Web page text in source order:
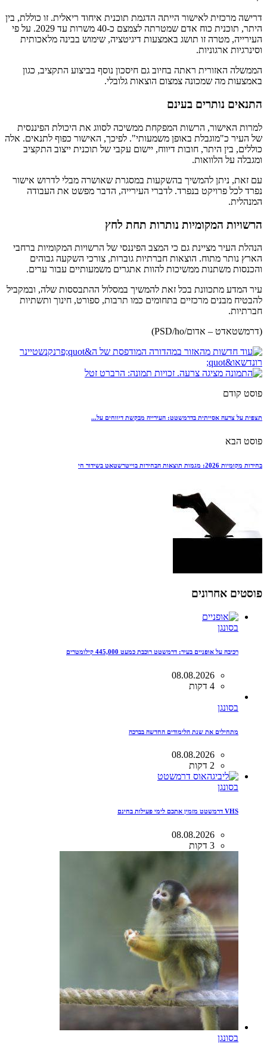
דרישה מרכזית לאישור הייתה הדגמת תוכנית איחוד ריאלית. זו כוללת, בין
היתר, תוכנית כוח אדם שמטרתה לצמצם כ-40 משרות עד 2029. על פי
העירייה, מטרה זו תושג באמצעות דיגיטציה, שימוש בבינה מלאכותית
וסינרגיות ארגוניות.
הממשלה האזורית ראתה בחיוב גם חיסכון נוסף בביצוע התקציב, כגון
באמצעות מה שמכונה צמצום הוצאות גלובלי.
התנאים נותרים בעינם
למרות האישור, הרשות המפקחת ממשיכה לסווג את היכולת הפיננסית
של העיר כ"מוגבלת באופן משמעותי". לפיכך, האישור כפוף לתנאים. אלה
כוללים, בין היתר, חובות דיווח, יישום עקבי של תוכנית ייצוב התקציב
ומגבלה על הלוואות.
עם זאת, ניתן להמשיך בהשקעות במסגרת שאושרה מבלי לדרוש אישור
נפרד לכל פרויקט בנפרד. לדברי העירייה, הדבר מפשט את העבודה
המנהלית.
הרשויות המקומיות נותרות תחת לחץ
הנהלת העיר מציינת גם כי המצב הפיננסי של הרשויות המקומיות ברחבי
הארץ נותר מתוח. הוצאות חברתיות גוברות, צורכי השקעה גבוהים
והכנסות משתנות ממשיכות להוות אתגרים משמעותיים עבור ערים.
עיר המדע מתכוונת בכל זאת להמשיך במסלול ההתבססות שלה, ובמקביל
להבטיח מבנים מרכזיים בתחומים כמו תרבות, ספורט, חינוך ותשתיות
חברתיות.
(דרמשטאדט – אדום/PSD/ho)
פוסט קודם
תצפית על צרעה אסייתית בדרמשטט: העירייה מבקשת דיווחים על...
פוסט הבא
בחירות מקומיות 2026: מגמות תוצאות הבחירות בוייטרשטאט בשידור חי
פוסטים אחרונים
בסונגן
רכיבה על אופניים בעיר: דרמשטט רוכבת כמעט 445,000 קילומטרים
08.08.2026
4 דקות
בסונגן
מתחילים את שנת הלימודים החדשה בברכה
08.08.2026
2 דקות
בסונגן
VHS דרמשטט מזמין אתכם לימי פעילות בחינם
08.08.2026
3 דקות
בסונגן